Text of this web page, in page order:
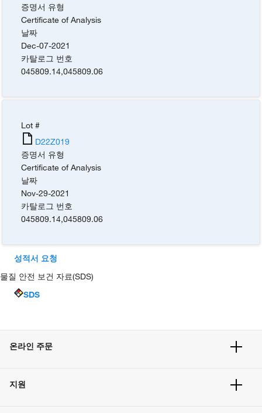
증명서 유형
Certificate of Analysis
날짜
Dec-07-2021
카탈로그 번호
045809.14,045809.06
Lot #
D22Z019
증명서 유형
Certificate of Analysis
날짜
Nov-29-2021
카탈로그 번호
045809.14,045809.06
성적서 요청
물질 안전 보건 자료(SDS)
SDS
온라인 주문
주문 방법
지원